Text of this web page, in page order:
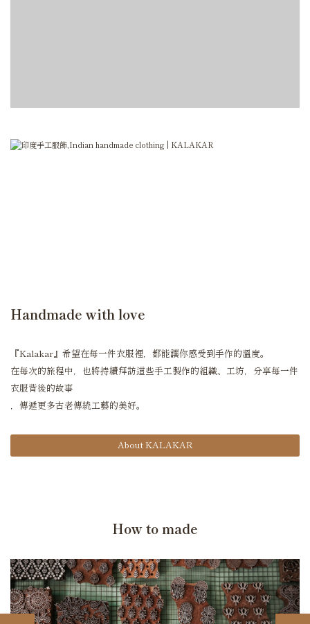
Handmade with love
『Kalakar』希望在每一件衣服裡，都能讓你感受到手作的溫度。
在每次的旅程中，也將持續拜訪這些手工製作的組織、工坊，分享每一件
衣服背後的故事
，傳遞更多古老傳統工藝的美好。
About KALAKAR
How to made